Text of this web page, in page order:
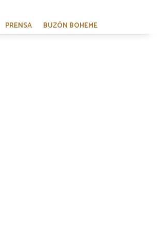
PRENSA BUZÓN BOHEME